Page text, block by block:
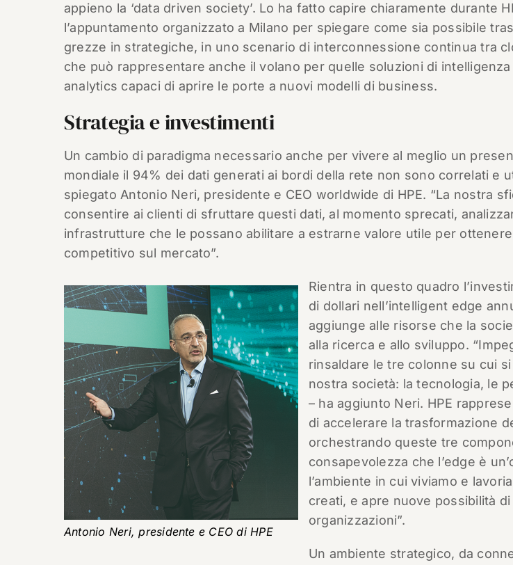
appieno la ‘data driven society’. Lo ha fatto capire chiaramente durante
l’appuntamento organizzato a Milano per spiegare come sia possibile
grezze in strategiche, in uno scenario di interconnessione continua tra
che può rappresentare anche il volano per quelle soluzioni di
analytics capaci di aprire le porte a nuovi modelli di business.
Strategia e investimenti
Un cambio di paradigma necessario anche per vivere al meglio un
mondiale il 94% dei dati generati ai bordi della rete non sono correlati e
spiegato Antonio Neri, presidente e CEO worldwide di HPE. “La nostra
consentire ai clienti di sfruttare questi dati, al momento sprecati,
infrastrutture che le possano abilitare a estrarne valore utile per
competitivo sul mercato”.
Antonio Neri, presidente e CEO di HPE
Rientra in questo quadro
di dollari nell’intelligent edge
aggiunge alle risorse che la
alla ricerca e allo sviluppo.
rinsaldare le tre colonne su cui
nostra società: la tecnologia, le
– ha aggiunto Neri. HPE
di accelerare la trasformazione
orchestrando queste tre
consapevolezza che l’edge è
l’ambiente in cui viviamo e
creati, e apre nuove possibilità
organizzazioni”.
Un ambiente strategico, da